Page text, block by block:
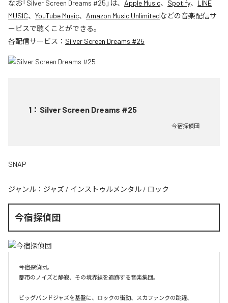
なお「Silver Screen Dreams #25 」は、 Apple Music、 Spotify、 LINE
MUSIC、 YouTube Music、 Amazon Music Unlimitedなどの音楽配信サ
ービスで聴くことができる。
各配信サービス： Silver Screen Dreams #25
1 ： Silver Screen Dreams #25
今宿探偵団
SNAP
ジャンル： ジャズ / インストゥルメンタル / ロック
今宿探偵団
今宿探偵団。
都市のノイズと静寂、その境界線を追跡する音楽集団。
ビッグバンドジャズを基盤に、ロックの衝動、スカファンクの跳躍、